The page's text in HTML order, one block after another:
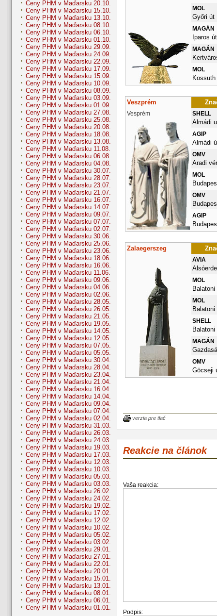
Ceny PHM v Maďarsku 20.10.
Ceny PHM v Maďarsku 15.10.
Ceny PHM v Maďarsku 13.10.
Ceny PHM v Maďarsku 08.10.
Ceny PHM v Maďarsku 06.10.
Ceny PHM v Maďarsku 01.10.
Ceny PHM v Maďarsku 29.09.
Ceny PHM v Maďarsku 24.09.
Ceny PHM v Maďarsku 22.09.
Ceny PHM v Maďarsku 17.09.
Ceny PHM v Maďarsku 15.09.
Ceny PHM v Maďarsku 10.09.
Ceny PHM v Maďarsku 08.09.
Ceny PHM v Maďarsku 03.09.
Ceny PHM v Maďarsku 01.09.
Ceny PHM v Maďarsku 27.08.
Ceny PHM v Maďarsku 25.08.
Ceny PHM v Maďarsku 20.08.
Ceny PHM v Maďarsku 18.08.
Ceny PHM v Maďarsku 13.08.
Ceny PHM v Maďarsku 11.08.
Ceny PHM v Maďarsku 06.08.
Ceny PHM v Maďarsku 04.08.
Ceny PHM v Maďarsku 30.07.
Ceny PHM v Maďarsku 28.07.
Ceny PHM v Maďarsku 23.07.
Ceny PHM v Maďarsku 21.07.
Ceny PHM v Maďarsku 16.07.
Ceny PHM v Maďarsku 14.07.
Ceny PHM v Maďarsku 09.07.
Ceny PHM v Maďarsku 07.07.
Ceny PHM v Maďarsku 02.07.
Ceny PHM v Maďarsku 30.06.
Ceny PHM v Maďarsku 25.06.
Ceny PHM v Maďarsku 23.06.
Ceny PHM v Maďarsku 18.06.
Ceny PHM v Maďarsku 16.06.
Ceny PHM v Maďarsku 11.06.
Ceny PHM v Maďarsku 09.06.
Ceny PHM v Maďarsku 04.06.
Ceny PHM v Maďarsku 02.06.
Ceny PHM v Maďarsku 28.05.
Ceny PHM v Maďarsku 26.05.
Ceny PHM v Maďarsku 21.05.
Ceny PHM v Maďarsku 19.05.
Ceny PHM v Maďarsku 14.05.
Ceny PHM v Maďarsku 12.05.
Ceny PHM v Maďarsku 07.05.
Ceny PHM v Maďarsku 05.05.
Ceny PHM v Maďarsku 30.04.
Ceny PHM v Maďarsku 28.04.
Ceny PHM v Maďarsku 23.04.
Ceny PHM v Maďarsku 21.04.
Ceny PHM v Maďarsku 16.04.
Ceny PHM v Maďarsku 14.04.
Ceny PHM v Maďarsku 09.04.
Ceny PHM v Maďarsku 07.04.
Ceny PHM v Maďarsku 02.04.
Ceny PHM v Maďarsku 31.03.
Ceny PHM v Maďarsku 26.03.
Ceny PHM v Maďarsku 24.03.
Ceny PHM v Maďarsku 19.03.
Ceny PHM v Maďarsku 17.03.
Ceny PHM v Maďarsku 12.03.
Ceny PHM v Maďarsku 10.03.
Ceny PHM v Maďarsku 05.03.
Ceny PHM v Maďarsku 03.03.
Ceny PHM v Maďarsku 26.02.
Ceny PHM v Maďarsku 24.02.
Ceny PHM v Maďarsku 19.02.
Ceny PHM v Maďarsku 17.02.
Ceny PHM v Maďarsku 12.02.
Ceny PHM v Maďarsku 10.02.
Ceny PHM v Maďarsku 05.02.
Ceny PHM v Maďarsku 03.02.
Ceny PHM v Maďarsku 29.01.
Ceny PHM v Maďarsku 27.01.
Ceny PHM v Maďarsku 22.01.
Ceny PHM v Maďarsku 20.01.
Ceny PHM v Maďarsku 15.01.
Ceny PHM v Maďarsku 13.01.
Ceny PHM v Maďarsku 08.01.
Ceny PHM v Maďarsku 06.01.
Ceny PHM v Maďarsku 01.01.
MOL
Győri út
MAGÁN
Iparos
MAGÁN
MOL
Veszprém
Vesprém SHELL
Almádi
AGIP
Almádi
OMV
Aradi
MOL
OMV
AGIP
Zalaegerszeg
AVIA
MOL
Balatoni
MOL
Balatoni
SHELL
MAGÁN
OMV
Göcseji
verzia pre tlač
Reakcie na článok
Vaša reakcia:
Podpis: